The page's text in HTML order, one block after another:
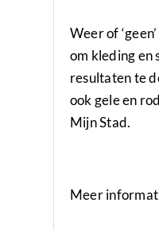
Weer of
om kleding en
resultaten te
ook gele en
Mijn Stad.
Meer